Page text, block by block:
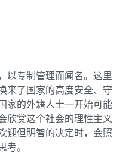
以专制管理而闻名。这里
来了国家的高度安全、守
家的外籍人士一开始可能
欣赏这个社会的理性主义
迎但明智的决定时，会照
。